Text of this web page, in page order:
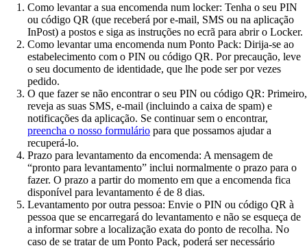
Como levantar a sua encomenda num locker: Tenha o seu PIN
ou código QR (que receberá por e-mail, SMS ou na aplicação
InPost) a postos e siga as instruções no ecrã para abrir o Locker.
Como levantar uma encomenda num Ponto Pack: Dirija-se ao
estabelecimento com o PIN ou código QR. Por precaução, leve
o seu documento de identidade, que lhe pode ser por vezes
pedido.
O que fazer se não encontrar o seu PIN ou código QR: Primeiro,
reveja as suas SMS, e-mail (incluindo a caixa de spam) e
notificações da aplicação. Se continuar sem o encontrar,
preencha o nosso formulário para que possamos ajudar a
recuperá-lo.
Prazo para levantamento da encomenda: A mensagem de
“pronto para levantamento” inclui normalmente o prazo para o
fazer. O prazo a partir do momento em que a encomenda fica
disponível para levantamento é de 8 dias.
Levantamento por outra pessoa: Envie o PIN ou código QR à
pessoa que se encarregará do levantamento e não se esqueça de
a informar sobre a localização exata do ponto de recolha. No
caso de se tratar de um Ponto Pack, poderá ser necessário